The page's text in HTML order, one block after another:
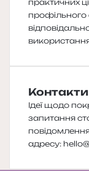
практичних
профільного
Контакти
Ідеї щодо
запитання
адресу: